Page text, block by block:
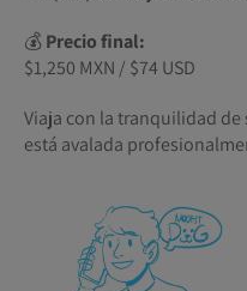
💰 Precio final:
$1,250 MXN / $74 USD
Viaja con la tranquilidad de
está avalada